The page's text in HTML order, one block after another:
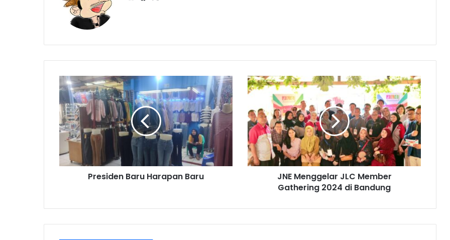
Presiden
Baru
Harapan
Baru
Presiden Baru Harapan Baru
JNE
Menggelar
Member
Gathering
2024
di
Bandung
JNE Menggelar JLC Member
Gathering 2024 di Bandung